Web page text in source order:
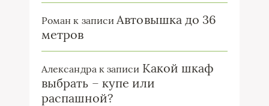
Роман к записиАвтовышка до 36
метров
Александрак записи Какой шкаф
выбрать – купе или
распашной?